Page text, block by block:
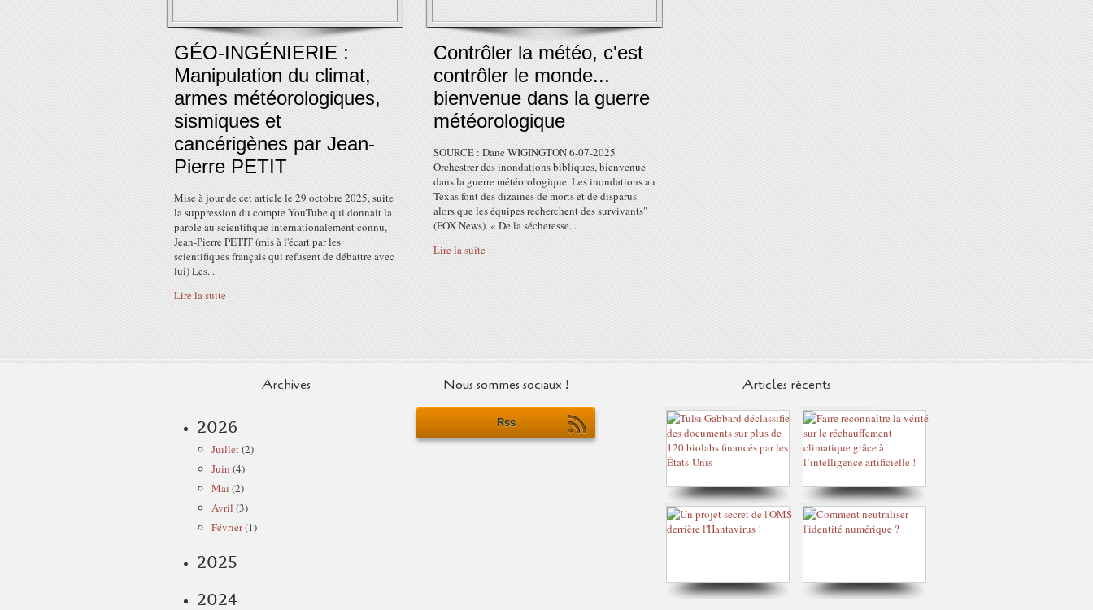
GÉO-INGÉNIERIE :
Manipulation du climat,
armes météorologiques,
sismiques et
cancérigènes par Jean-
Pierre PETIT
Mise à jour de cet article le 29 octobre 2025, suite
la suppression du compte YouTube qui donnait la
parole au scientifique internationalement connu,
Jean-Pierre PETIT (mis à l'écart par les
scientifiques français qui refusent de débattre avec
lui) Les...
Lire la suite
Contrôler la météo, c'est
contrôler le monde...
bienvenue dans la guerre
météorologique
SOURCE : Dane WIGINGTON 6-07-2025
Orchestrer des inondations bibliques, bienvenue
dans la guerre météorologique. Les inondations au
Texas font des dizaines de morts et de disparus
alors que les équipes recherchent des survivants"
(FOX News). « De la sécheresse...
Lire la suite
Archives
2026
Juillet(2)
Juin (4)
Mai (2)
Avril (3)
Février(1)
2025
2024
Nous sommes sociaux !
Rss
Articles récents